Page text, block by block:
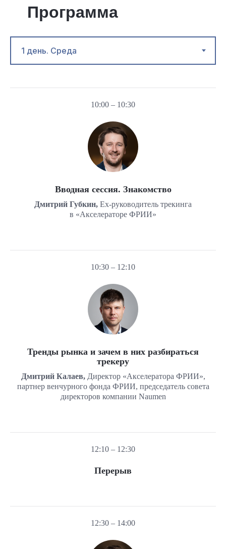
Программа
10:00 – 10:30
Вводная сессия. Знакомство
Дмитрий Губкин, Ex-руководитель трекинга
в «Акселераторе ФРИИ»
10:30 – 12:10
Тренды рынка и зачем в них разбираться
трекеру
Дмитрий Калаев,Директор «Акселератора ФРИИ»,
партнер венчурного фонда ФРИИ, председатель совета
директоров компании Naumen
12:10 – 12:30
Перерыв
12:30 – 14:00